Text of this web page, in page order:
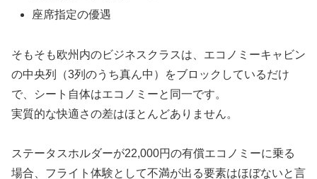
座席指定の優遇
そもそも欧州内のビジネスクラスは、エコノミーキャビン
の中央列（3列のうち真ん中）をブロックしているだけ
で、シート自体はエコノミーと同一です。
実質的な快適さの差はほとんどありません。
ステータスホルダーが22,000円の有償エコノミーに乗る
場合、フライト体験として不満が出る要素はほぼないと言